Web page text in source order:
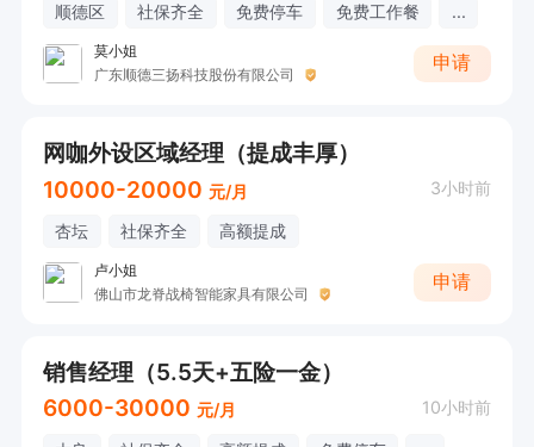
顺德区 社保齐全 免费停车 免费工作餐 ...
莫小姐
广东顺德三扬科技股份有限公司
申请
网咖外设区域经理（提成丰厚）
10000-20000 元/月 3小时前
杏坛 社保齐全 高额提成
卢小姐
佛山市龙脊战椅智能家具有限公司
申请
销售经理（5.5天+五险一金）
6000-30000 元/月 10小时前